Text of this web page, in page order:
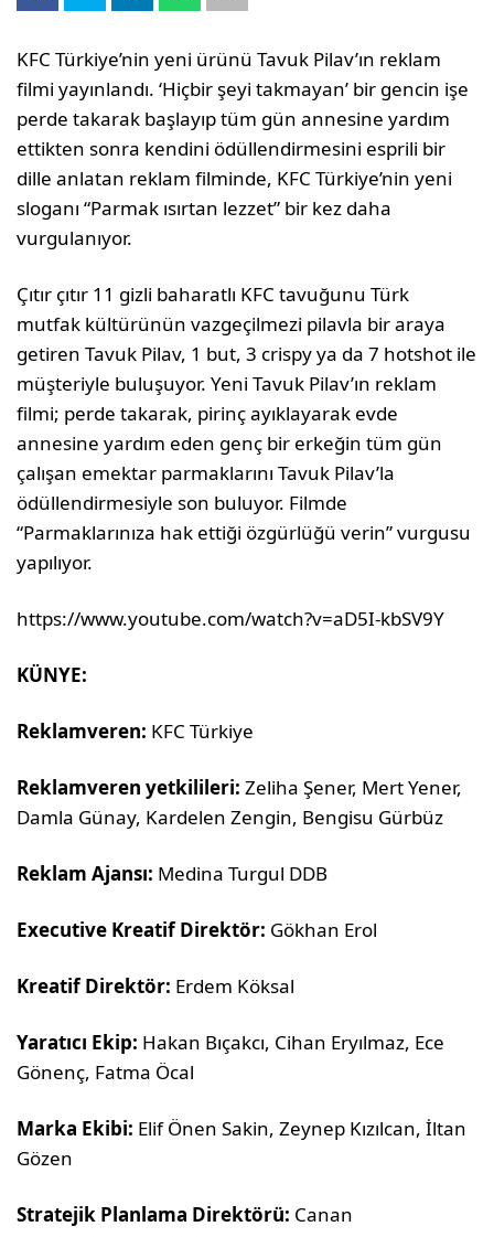
KFC Türkiye’nin yeni ürünü Tavuk Pilav’ın reklam
filmi yayınlandı. ‘Hiçbir şeyi takmayan’ bir gencin işe
perde takarak başlayıp tüm gün annesine yardım
ettikten sonra kendini ödüllendirmesini esprili bir
dille anlatan reklam filminde, KFC Türkiye’nin yeni
sloganı “Parmak ısırtan lezzet” bir kez daha
vurgulanıyor.
Çıtır çıtır 11 gizli baharatlı KFC tavuğunu Türk
mutfak kültürünün vazgeçilmezi pilavla bir araya
getiren Tavuk Pilav, 1 but, 3 crispy ya da 7 hotshot ile
müşteriyle buluşuyor. Yeni Tavuk Pilav’ın reklam
filmi; perde takarak, pirinç ayıklayarak evde
annesine yardım eden genç bir erkeğin tüm gün
çalışan emektar parmaklarını Tavuk Pilav’la
ödüllendirmesiyle son buluyor. Filmde
“Parmaklarınıza hak ettiği özgürlüğü verin” vurgusu
yapılıyor.
https://www.youtube.com/watch?v=aD5I-kbSV9Y
KÜNYE:
Reklamveren: KFC Türkiye
Reklamveren yetkilileri: Zeliha Şener, Mert Yener,
Damla Günay, Kardelen Zengin, Bengisu Gürbüz
Reklam Ajansı: Medina Turgul DDB
Executive Kreatif Direktör: Gökhan Erol
Kreatif Direktör: Erdem Köksal
Yaratıcı Ekip: Hakan Bıçakcı, Cihan Eryılmaz, Ece
Gönenç, Fatma Öcal
Marka Ekibi: Elif Önen Sakin, Zeynep Kızılcan, İltan
Gözen
Stratejik Planlama Direktörü: Canan